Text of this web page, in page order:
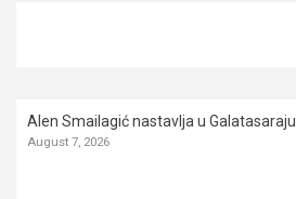
Alen Smailagić nastavlja u Galatasaraju
August 7, 2026